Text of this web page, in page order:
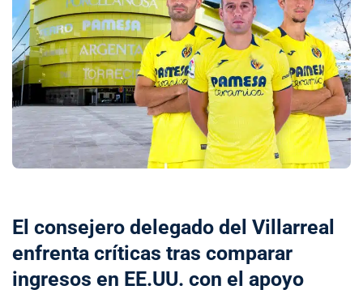
El consejero delegado del Villarreal
enfrenta críticas tras comparar
ingresos en EE.UU. con el apoyo